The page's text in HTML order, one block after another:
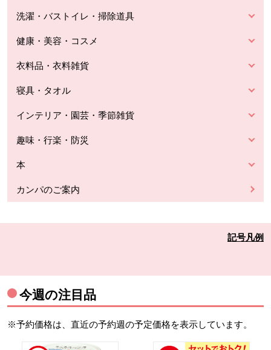
洗濯・バストイレ・掃除道具
健康・美容・コスメ
衣料品・衣料雑貨
寝具・タオル
インテリア・園芸・季節雑貨
趣味・行楽・防災
本
カンパのご案内
記号凡例
今週の注目品
※予約価格は、直近の予約週の予定価格を表示しています。